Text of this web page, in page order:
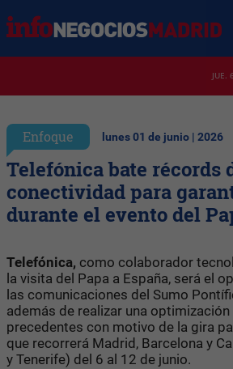
JUE.
Enfoque lunes 01 de junio | 2026
Telefónica bate récords
conectividad para
durante el evento del
Telefónica, como colaborador
la visita del Papa a España, será el
las comunicaciones del Sumo
además de realizar una optimización
precedentes con motivo de la gira
que recorrerá Madrid, Barcelona y
y Tenerife) del 6 al 12 de junio.